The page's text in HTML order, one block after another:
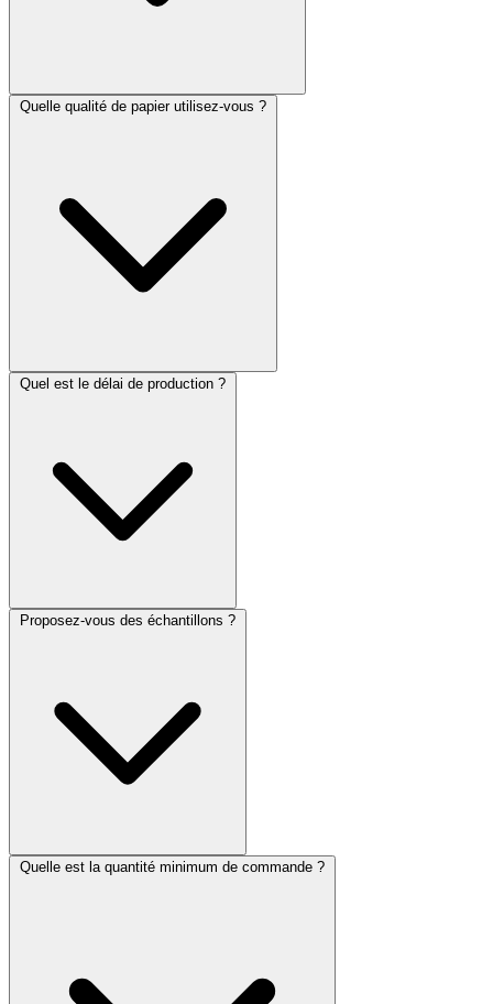
Quelle qualité de papier utilisez-vous ?
Quel est le délai de production ?
Proposez-vous des échantillons ?
Quelle est la quantité minimum de commande ?